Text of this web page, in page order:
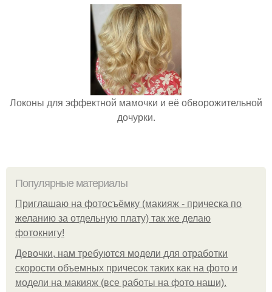
Локоны для эффектной мамочки и её обворожительной
дочурки.
Популярные материалы
Приглашаю на фотосъёмку (макияж - прическа по
желанию за отдельную плату) так же делаю
фотокнигу!
Девочки, нам требуются модели для отработки
скорости объемных причесок таких как на фото и
модели на макияж (все работы на фото наши).